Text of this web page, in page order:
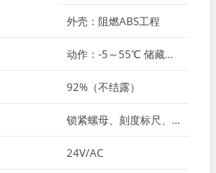
外壳：阻燃ABS工程
动作：-5～55℃ 储藏：-20～65℃
92%（不结露）
锁紧螺母、刻度标尺、刻度指示器、半圆卡簧
24V/AC